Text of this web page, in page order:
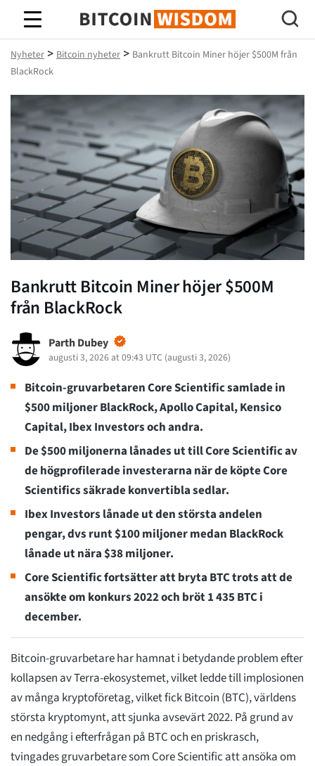
Bitcoin Wisdom
Nyheter > Bitcoin nyheter > Bankrutt Bitcoin Miner höjer $500M från
BlackRock
Bankrutt Bitcoin Miner höjer $500M
från BlackRock
Parth Dubey
augusti 3, 2026 at 09:43 UTC (augusti 3, 2026)
Bitcoin-gruvarbetaren Core Scientific samlade in
$500 miljoner BlackRock, Apollo Capital, Kensico
Capital, Ibex Investors och andra.
De $500 miljonerna lånades ut till Core Scientific av
de högprofilerade investerarna när de köpte Core
Scientifics säkrade konvertibla sedlar.
Ibex Investors lånade ut den största andelen
pengar, dvs runt $100 miljoner medan BlackRock
lånade ut nära $38 miljoner.
Core Scientific fortsätter att bryta BTC trots att de
ansökte om konkurs 2022 och bröt 1 435 BTC i
december.
Bitcoin-gruvarbetare har hamnat i betydande problem efter
kollapsen av Terra-ekosystemet, vilket ledde till implosionen
av många kryptoföretag, vilket fick Bitcoin (BTC), världens
största kryptomynt, att sjunka avsevärt 2022. På grund av
en nedgång i efterfrågan på BTC och en priskrasch,
tvingades gruvarbetare som Core Scientific att ansöka om